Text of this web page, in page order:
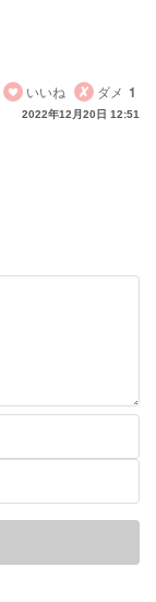
いいね
ダメ 1
2022年12月20日 12:51